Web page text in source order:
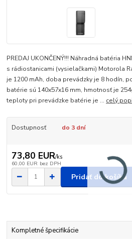
PREDAJ UKONČENÝ!!! Náhradná batéria
s rádiostanicami (vysielačkami) Motorola
je 1200 mAh, doba prevádzky je 8 hodín,
batérie sú 140x57x16 mm, hmotnosť je
teploty pri prevádzke batérie je ... celý
Dostupnosť do 3 dní
73,80 EUR/ks
60,00 EUR bez DPH
Pridať do košíka
Kompletné špecifikácie